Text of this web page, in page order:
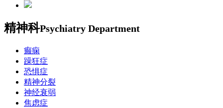
精神科Psychiatry Department
癫痫
躁狂症
恐惧症
精神分裂
神经衰弱
焦虑症